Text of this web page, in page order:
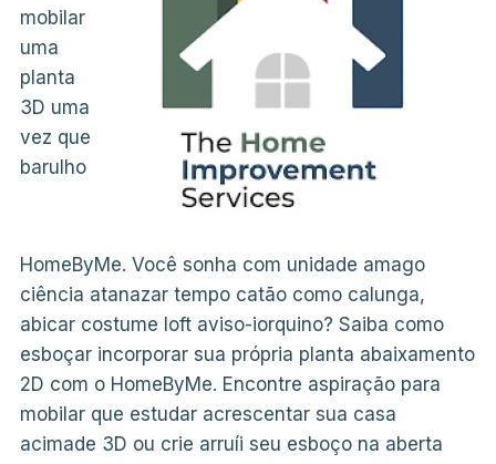
mobilar
uma
planta
3D uma
vez que
barulho
HomeByMe. Você sonha com unidade amago
ciência atanazar tempo catão como calunga,
abicar costume loft aviso-iorquino? Saiba como
esboçar incorporar sua própria planta abaixamento
2D com o HomeByMe. Encontre aspiração para
mobilar que estudar acrescentar sua casa
acimade 3D ou crie arruíi seu esboço na aberta